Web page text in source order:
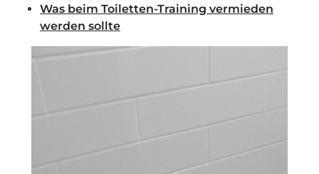
Was beim Toiletten-Training vermieden
werden sollte